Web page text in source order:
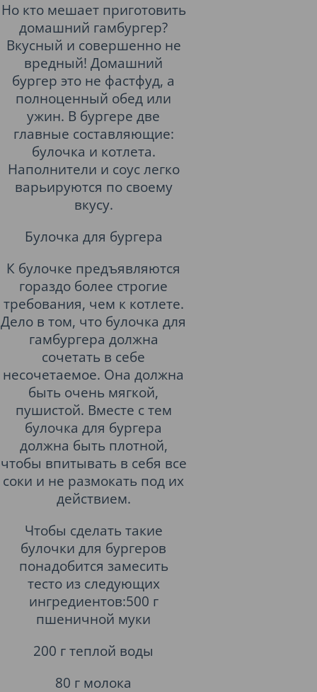
Но кто мешает приготовить
домашний гамбургер?
Вкусный и совершенно не
вредный! Домашний
бургер это не фастфуд, а
полноценный обед или
ужин. В бургере две
главные составляющие:
булочка и котлета.
Наполнители и соус легко
варьируются по своему
вкусу.
Булочка для бургера
К булочке предъявляются
гораздо более строгие
требования, чем к котлете.
Дело в том, что булочка для
гамбургера должна
сочетать в себе
несочетаемое. Она должна
быть очень мягкой,
пушистой. Вместе с тем
булочка для бургера
должна быть плотной,
чтобы впитывать в себя все
соки и не размокать под их
действием.
Чтобы сделать такие
булочки для бургеров
понадобится замесить
тесто из следующих
ингредиентов:500 г
пшеничной муки
200 г теплой воды
80 г молока